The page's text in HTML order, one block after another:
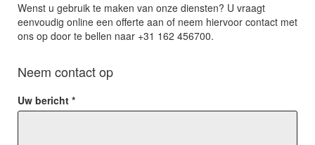
Wenst u gebruik te maken van onze diensten? U vraagt
eenvoudig online een offerte aan of neem hiervoor contact met
ons op door te bellen naar +31 162 456700.
Neem contact op
Uw bericht *